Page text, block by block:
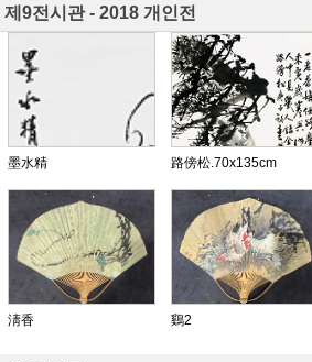
제9전시관 - 2018 개인전
墨水精 路傍松.70x135cm
淸香 鷄2